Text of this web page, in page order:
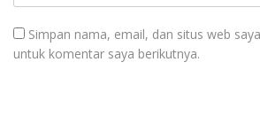
Simpan nama, email, dan situs web
untuk komentar saya berikutnya.